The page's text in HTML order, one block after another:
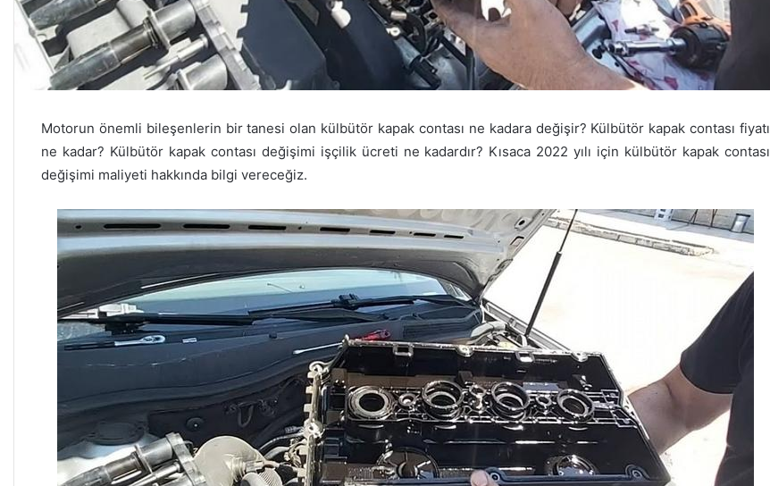
Motorun önemli bileşenlerin bir tanesi olan külbütör kapak contası ne kadara değişir? Külbütör kapak contası fiyatı
ne kadar? Külbütör kapak contası değişimi işçilik ücreti ne kadardır? Kısaca 2022 yılı için külbütör kapak contası
değişimi maliyeti hakkında bilgi vereceğiz.